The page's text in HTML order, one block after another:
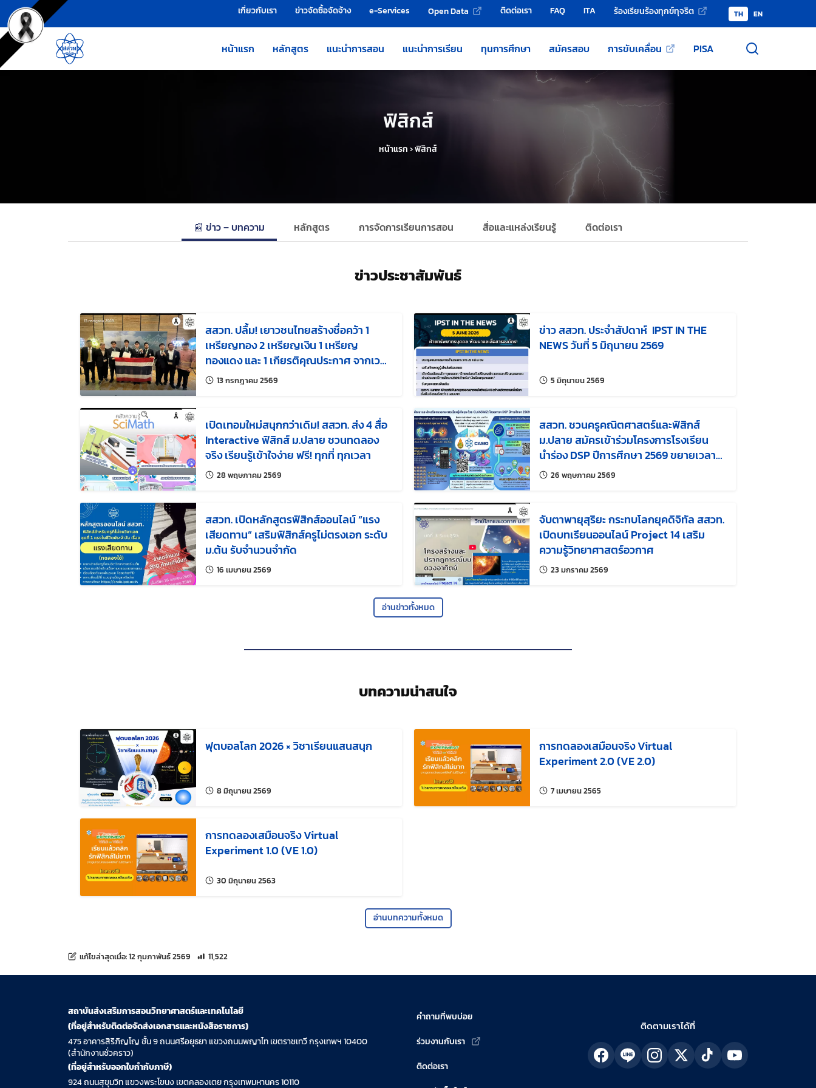
ข้ามไปยังเนื้อหาหลัก
เครื่องมือช่วยเหลือ เกี่ยวกับเรา ข่าวจัดซื้อจัดจ้าง e-Services Open Data ติดต่อเรา FAQ ITA ร้องเรียนร้องทุกข์ทุจริต TH EN
หน้าแรก หลักสูตร แนะนำการสอน แนะนำการเรียน ทุนการศึกษา สมัครสอบ การขับเคลื่อน PISA
ฟิสิกส์
หน้าแรก›ฟิสิกส์
📰 ข่าว – บทความ หลักสูตร การจัดการเรียนการสอน สื่อและแหล่งเรียนรู้ ติดต่อเรา
ข่าวประชาสัมพันธ์
สสวท. ปลื้ม! เยาวชนไทยสร้างชื่อคว้า 1
เหรียญทอง 2 เหรียญเงิน 1 เหรียญ
ทองแดง และ 1 เกียรติคุณประกาศ จากเวที
นานาชาติการแข่งขันฟิสิกส์โอลิมปิก
13 กรกฎาคม 2569แก้ไขล่าสุดเมื่อ:
ข่าว สสวท. ประจำสัปดาห์ IPST IN THE
NEWS วันที่ 5 มิถุนายน 2569
5 มิถุนายน 2569แก้ไขล่าสุดเมื่อ:
เปิดเทอมใหม่สนุกกว่าเดิม! สสวท. ส่ง 4 สื่อ
Interactive ฟิสิกส์ ม.ปลาย ชวนทดลอง
จริง เรียนรู้เข้าใจง่าย ฟรี! ทุกที่ ทุกเวลา
28 พฤษภาคม 2569แก้ไขล่าสุดเมื่อ:
สสวท. ชวนครูคณิตศาสตร์และฟิสิกส์
ม.ปลาย สมัครเข้าร่วมโครงการโรงเรียน
นำร่อง DSP ปีการศึกษา 2569 ขยายเวลา
รับถึง 27 พ.ค. 2569
26 พฤษภาคม 2569แก้ไขล่าสุดเมื่อ:
สสวท. เปิดหลักสูตรฟิสิกส์ออนไลน์ “แรง
เสียดทาน” เสริมฟิสิกส์ครูไม่ตรงเอก ระดับ
ม.ต้น รับจำนวนจำกัด
16 เมษายน 2569แก้ไขล่าสุดเมื่อ:
จับตาพายุสุริยะ กระทบโลกยุคดิจิทัล สสวท.
เปิดบทเรียนออนไลน์ Project 14 เสริม
ความรู้วิทยาศาสตร์อวกาศ
23 มกราคม 2569แก้ไขล่าสุดเมื่อ:
อ่านข่าวทั้งหมด
บทความน่าสนใจ
ฟุตบอลโลก 2026 × วิชาเรียนแสนสนุก
8 มิถุนายน 2569แก้ไขล่าสุดเมื่อ:
การทดลองเสมือนจริง Virtual
Experiment 2.0 (VE 2.0)
7 เมษายน 2565แก้ไขล่าสุดเมื่อ:
การทดลองเสมือนจริง Virtual
Experiment 1.0 (VE 1.0)
30 มิถุนายน 2563แก้ไขล่าสุดเมื่อ:
อ่านบทความทั้งหมด
แก้ไขล่าสุดเมื่อ:12 กุมภาพันธ์ 2569 จำนวนการเข้าชม 11,522 ครั้ง
11,522
สถาบันส่งเสริมการสอนวิทยาศาสตร์และเทคโนโลยี
(ที่อยู่สำหรับติดต่อจัดส่งเอกสารและหนังสือราชการ)
475 อาคารสิริภิญโญ ชั้น 9 ถนนศรีอยุธยา แขวงถนนพญาไท เขตราชเทวี กรุงเทพฯ 10400
(สำนักงานชั่วคราว)
(ที่อยู่สำหรับออกใบกำกับภาษี)
924 ถนนสุขุมวิท แขวงพระโขนง เขตคลองเตย กรุงเทพมหานคร 10110
คำถามที่พบบ่อย
ร่วมงานกับเรา
ติดต่อเรา
ติดตามเราได้ที่